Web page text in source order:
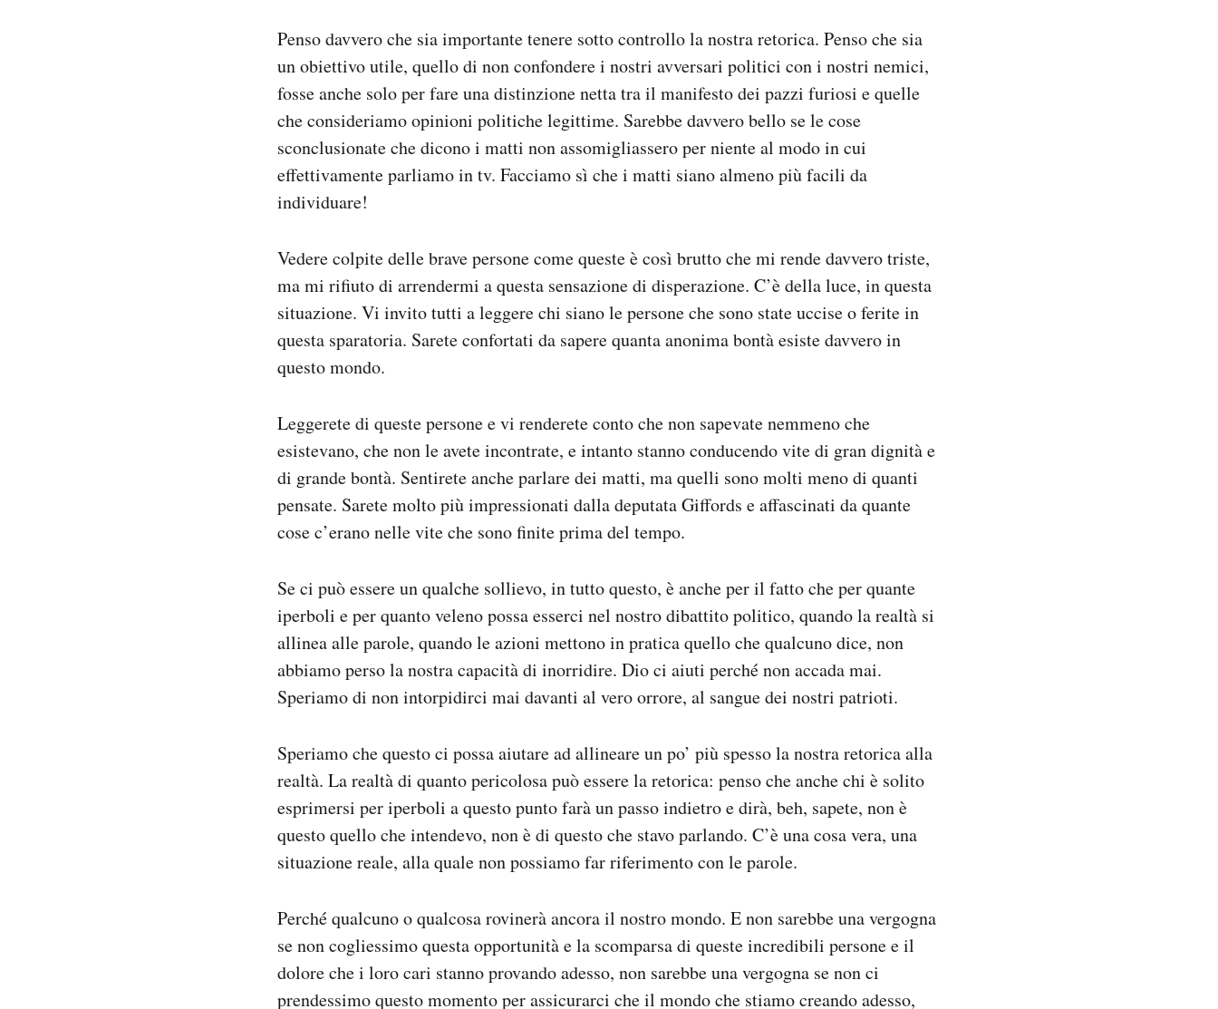
Penso davvero che sia importante tenere sotto controllo la nostra retorica. Penso che sia
un obiettivo utile, quello di non confondere i nostri avversari politici con i nostri nemici,
fosse anche solo per fare una distinzione netta tra il manifesto dei pazzi furiosi e quelle
che consideriamo opinioni politiche legittime. Sarebbe davvero bello se le cose
sconclusionate che dicono i matti non assomigliassero per niente al modo in cui
effettivamente parliamo in tv. Facciamo sì che i matti siano almeno più facili da
individuare!
Vedere colpite delle brave persone come queste è così brutto che mi rende davvero triste,
ma mi rifiuto di arrendermi a questa sensazione di disperazione. C’è della luce, in questa
situazione. Vi invito tutti a leggere chi siano le persone che sono state uccise o ferite in
questa sparatoria. Sarete confortati da sapere quanta anonima bontà esiste davvero in
questo mondo.
Leggerete di queste persone e vi renderete conto che non sapevate nemmeno che
esistevano, che non le avete incontrate, e intanto stanno conducendo vite di gran dignità e
di grande bontà. Sentirete anche parlare dei matti, ma quelli sono molti meno di quanti
pensate. Sarete molto più impressionati dalla deputata Giffords e affascinati da quante
cose c’erano nelle vite che sono finite prima del tempo.
Se ci può essere un qualche sollievo, in tutto questo, è anche per il fatto che per quante
iperboli e per quanto veleno possa esserci nel nostro dibattito politico, quando la realtà si
allinea alle parole, quando le azioni mettono in pratica quello che qualcuno dice, non
abbiamo perso la nostra capacità di inorridire. Dio ci aiuti perché non accada mai.
Speriamo di non intorpidirci mai davanti al vero orrore, al sangue dei nostri patrioti.
Speriamo che questo ci possa aiutare ad allineare un po’ più spesso la nostra retorica alla
realtà. La realtà di quanto pericolosa può essere la retorica: penso che anche chi è solito
esprimersi per iperboli a questo punto farà un passo indietro e dirà, beh, sapete, non è
questo quello che intendevo, non è di questo che stavo parlando. C’è una cosa vera, una
situazione reale, alla quale non possiamo far riferimento con le parole.
Perché qualcuno o qualcosa rovinerà ancora il nostro mondo. E non sarebbe una vergogna
se non cogliessimo questa opportunità e la scomparsa di queste incredibili persone e il
dolore che i loro cari stanno provando adesso, non sarebbe una vergogna se non ci
prendessimo questo momento per assicurarci che il mondo che stiamo creando adesso,